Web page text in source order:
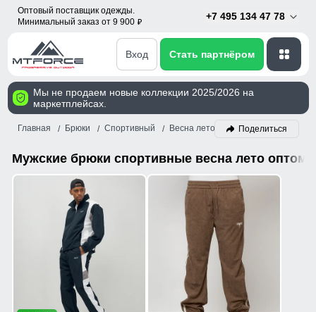
Оптовый поставщик одежды.
Минимальный заказ от 9 900 p
+7 495 134 47 78
Вход Стать партнёром
Мы не продаем новые коллекции 2025/2026 на
маркетплейсах.
Главная Брюки Спортивный Весна лето Мужской
Поделиться
Мужские брюки спортивные весна лето оптом